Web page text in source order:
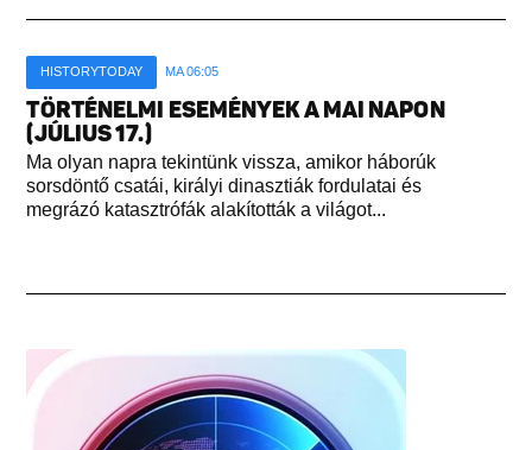
HISTORYTODAY MA 06:05
TÖRTÉNELMI ESEMÉNYEK A MAI NAPON
(JÚLIUS 17.)
Ma olyan napra tekintünk vissza, amikor háborúk
sorsdöntő csatái, királyi dinasztiák fordulatai és
megrázó katasztrófák alakították a világot...